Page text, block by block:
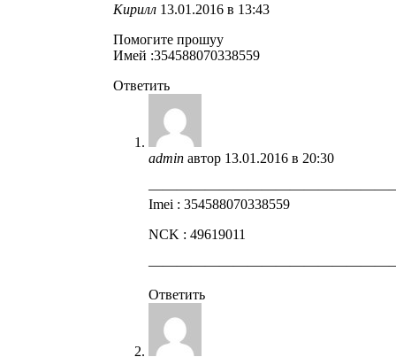
Кирилл 13.01.2016 в 13:43
Помогите прошуу
Имей :354588070338559
Ответить
admin автор 13.01.2016 в 20:30
Imei : 354588070338559
NCK : 49619011
Ответить